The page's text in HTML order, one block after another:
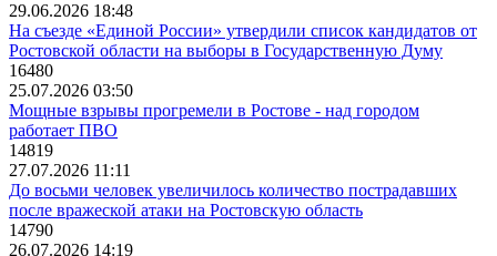
29.06.2026 18:48
На съезде «Единой России» утвердили список кандидатов от
Ростовской области на выборы в Государственную Думу
16480
25.07.2026 03:50
Мощные взрывы прогремели в Ростове - над городом
работает ПВО
14819
27.07.2026 11:11
До восьми человек увеличилось количество пострадавших
после вражеской атаки на Ростовскую область
14790
26.07.2026 14:19